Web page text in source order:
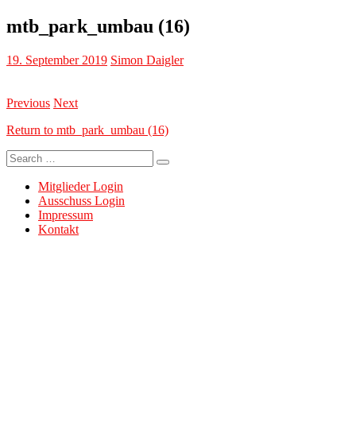
mtb_park_umbau (16)
19. September 2019 Simon Daigler
Previous Next
Return to mtb_park_umbau (16)
Search
for:
Mitglieder Login
Ausschuss Login
Impressum
Kontakt